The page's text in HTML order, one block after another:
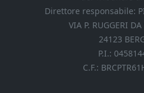
Direttore responsabile:
VIA P. RUGGERI
24123
P.I.:
C.F.: